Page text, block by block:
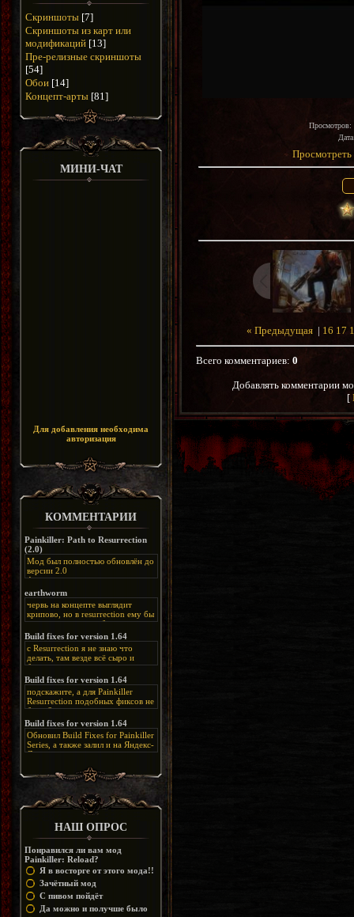
Скриншоты [7]
Скриншоты из карт или
модификаций [13]
Пре-релизные скриншоты
[54]
Обои [14]
Концепт-арты [81]
МИНИ-ЧАТ
Для добавления необходима
авторизация
КОММЕНТАРИИ
Painkiller: Path to Resurrection
(2.0)
Мод был полностью обновлён до
версии 2.0
Альтернативная
ссылка:
FzzDkRlC8Q
earthworm
червь на концепте выглядит
крипово, но в resurrection ему бы
нашлось место, особенно в
каких-нибудь подземных
катакомбах. жаль, что половину
задумок там вырезали, зато и
рпгшности меньше. build fixes
спасибо что перезалили на
яндекс. а вот в комментах на
сайте у меня пару раз вылезала
левая вставка
https://uzbekmelbet.com/ru/
дико отвлекает от обсуждения
скринов.
Build fixes for version 1.64
с Resurrection я не знаю что
делать, там везде всё сыро и
баговано, от чего и заниматься
этим не хочется, тут либо играть
как есть или искать патчи для
этого дополнения на moddb,
либо же на крайняк играть мод
Resurrection, но настолько что не
особо уже и узнаётся
Build fixes for version 1.64
подскажите, а для Painkiller
Resurrection подобных фиксов не
будет?
Build fixes for version 1.64
Обновил Build Fixes for Painkiller
Series, а также залил и на Яндекс-
Диск
https://disk.yandex.ru/d/_zvZekuO5FTd3Q
НАШ ОПРОС
Понравился ли вам мод
Painkiller: Reload?
Я в восторге от этого мода!!
Зачётный мод
С пивом пойдёт
Да можно и получше было
Просмотров:
Дата
Просмотреть
« Предыдущая | 16 17
Всего комментариев: 0
Добавлять комментарии
[